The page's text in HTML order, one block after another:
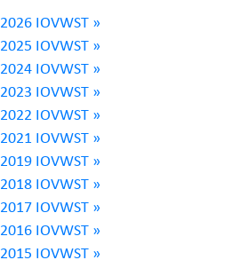
2026 IOVWST »
2025 IOVWST »
2024 IOVWST »
2023 IOVWST »
2022 IOVWST »
2021 IOVWST »
2019 IOVWST »
2018 IOVWST »
2017 IOVWST »
2016 IOVWST »
2015 IOVWST »